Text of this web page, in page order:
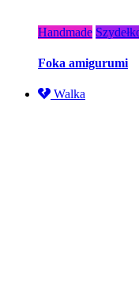
Handmade
Foka amigurumi
Walka